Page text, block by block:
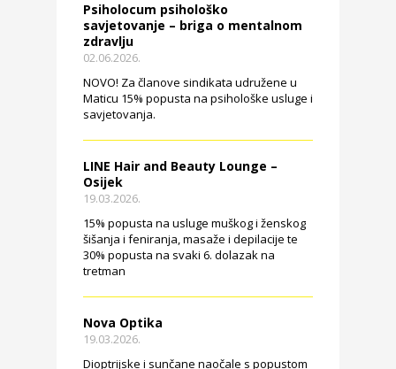
Psiholocum psihološko
savjetovanje – briga o mentalnom
zdravlju
02.06.2026.
NOVO! Za članove sindikata udružene u
Maticu 15% popusta na psihološke usluge i
savjetovanja.
LINE Hair and Beauty Lounge –
Osijek
19.03.2026.
15% popusta na usluge muškog i ženskog
šišanja i feniranja, masaže i depilacije te
30% popusta na svaki 6. dolazak na
tretman
Nova Optika
19.03.2026.
Dioptrijske i sunčane naočale s popustom